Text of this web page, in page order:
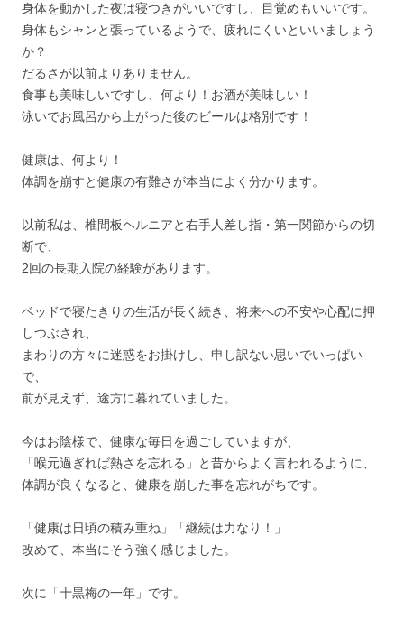
身体を動かした夜は寝つきがいいですし、目覚めもいいです。
身体もシャンと張っているようで、疲れにくいといいましょう
か？
だるさが以前よりありません。
食事も美味しいですし、何より！お酒が美味しい！
泳いでお風呂から上がった後のビールは格別です！
健康は、何より！
体調を崩すと健康の有難さが本当によく分かります。
以前私は、椎間板ヘルニアと右手人差し指・第一関節からの切
断で、
2回の長期入院の経験があります。
ベッドで寝たきりの生活が長く続き、将来への不安や心配に押
しつぶされ、
まわりの方々に迷惑をお掛けし、申し訳ない思いでいっぱい
で、
前が見えず、途方に暮れていました。
今はお陰様で、健康な毎日を過ごしていますが、
「喉元過ぎれば熱さを忘れる」と昔からよく言われるように、
体調が良くなると、健康を崩した事を忘れがちです。
「健康は日頃の積み重ね」「継続は力なり！」
改めて、本当にそう強く感じました。
次に「十黒梅の一年」です。